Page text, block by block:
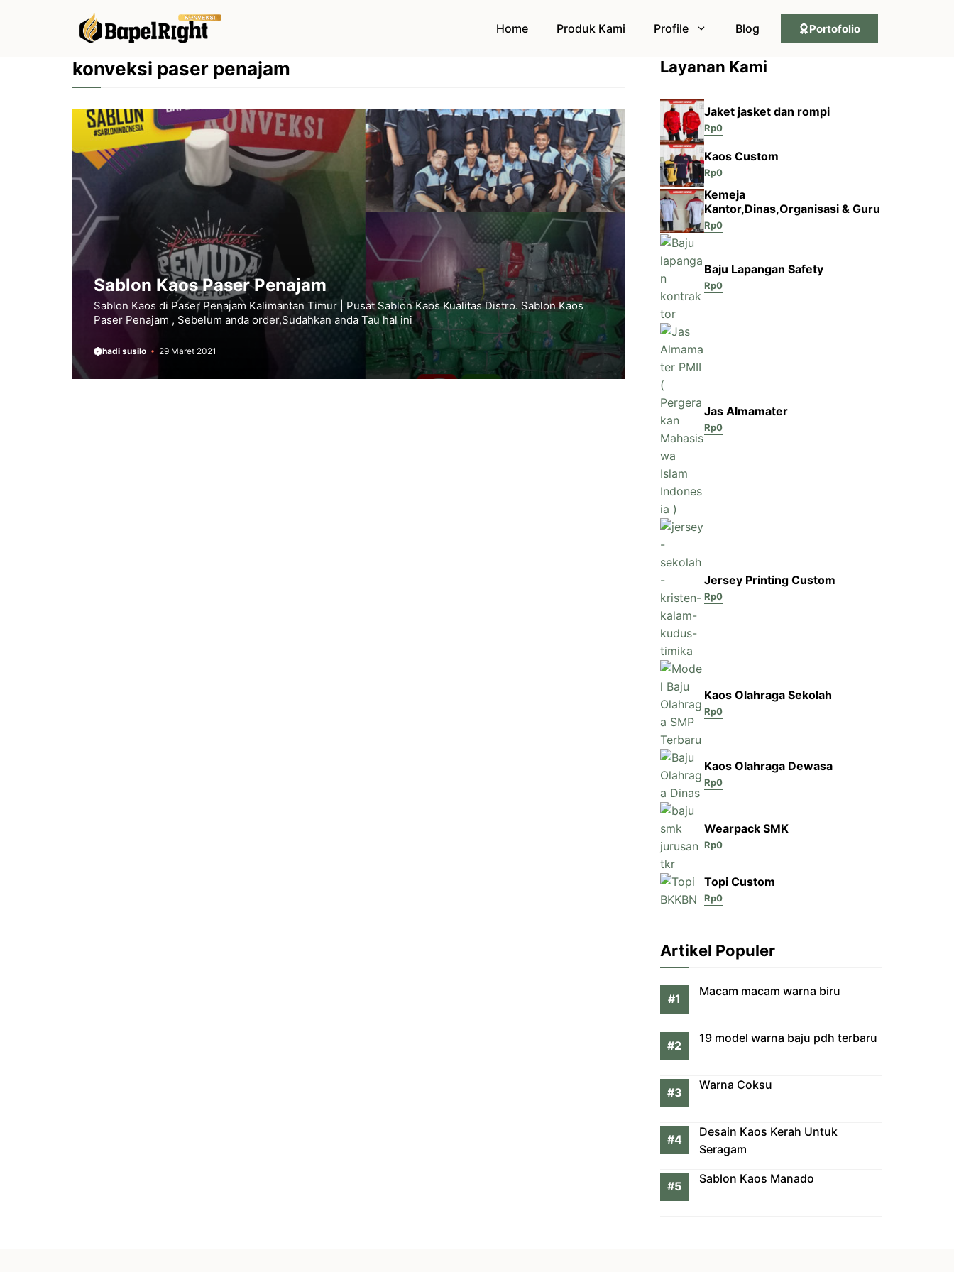
Home Produk Kami Profile Blog Portofolio
konveksi paser penajam
Sablon Kaos Paser Penajam
Sablon Kaos di Paser Penajam Kalimantan Timur | Pusat Sablon Kaos Kualitas Distro. Sablon Kaos
Paser Penajam , Sebelum anda order,Sudahkan anda Tau hal ini
hadi susilo 29 Maret 2021
Layanan Kami
Jaket jasket dan rompi
Rp0
Kaos Custom
Rp0
Kemeja
Kantor,Dinas,Organisasi & Guru
Rp0
Baju Lapangan Safety
Rp0
Jas Almamater
Rp0
Jersey Printing Custom
Rp0
Kaos Olahraga Sekolah
Rp0
Kaos Olahraga Dewasa
Rp0
Wearpack SMK
Rp0
Topi Custom
Rp0
Artikel Populer
Macam macam warna biru
19 model warna baju pdh terbaru
Warna Coksu
Desain Kaos Kerah Untuk
Seragam
Sablon Kaos Manado